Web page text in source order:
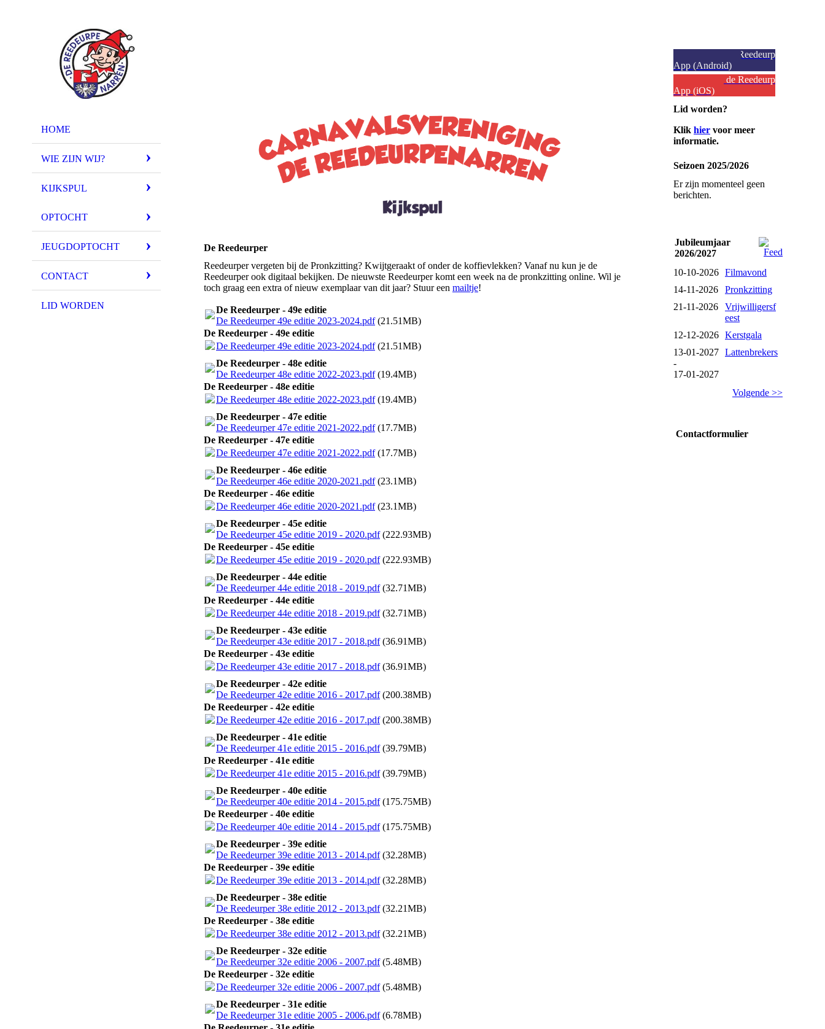
HOME
WIE ZIJN WIJ?
KIJKSPUL
OPTOCHT
JEUGDOPTOCHT
CONTACT
LID WORDEN
De Reedeurper
Reedeurper vergeten bij de Pronkzitting? Kwijtgeraakt of onder de koffievlekken? Vanaf nu kun je de
Reedeurper ook digitaal bekijken. De nieuwste Reedeurper komt een week na de pronkzitting online. Wil je
toch graag een extra of nieuw exemplaar van dit jaar? Stuur een mailtje!
De Reedeurper - 49e editie
De Reedeurper 49e editie 2023-2024.pdf(21.51MB)
De Reedeurper - 49e editie
De Reedeurper 49e editie 2023-2024.pdf(21.51MB)
De Reedeurper - 48e editie
De Reedeurper 48e editie 2022-2023.pdf(19.4MB)
De Reedeurper - 48e editie
De Reedeurper 48e editie 2022-2023.pdf(19.4MB)
De Reedeurper - 47e editie
De Reedeurper 47e editie 2021-2022.pdf(17.7MB)
De Reedeurper - 47e editie
De Reedeurper 47e editie 2021-2022.pdf(17.7MB)
De Reedeurper - 46e editie
De Reedeurper 46e editie 2020-2021.pdf(23.1MB)
De Reedeurper - 46e editie
De Reedeurper 46e editie 2020-2021.pdf(23.1MB)
De Reedeurper - 45e editie
De Reedeurper 45e editie 2019 - 2020.pdf(222.93MB)
De Reedeurper - 45e editie
De Reedeurper 45e editie 2019 - 2020.pdf(222.93MB)
De Reedeurper - 44e editie
De Reedeurper 44e editie 2018 - 2019.pdf(32.71MB)
De Reedeurper - 44e editie
De Reedeurper 44e editie 2018 - 2019.pdf(32.71MB)
De Reedeurper - 43e editie
De Reedeurper 43e editie 2017 - 2018.pdf(36.91MB)
De Reedeurper - 43e editie
De Reedeurper 43e editie 2017 - 2018.pdf(36.91MB)
De Reedeurper - 42e editie
De Reedeurper 42e editie 2016 - 2017.pdf(200.38MB)
De Reedeurper - 42e editie
De Reedeurper 42e editie 2016 - 2017.pdf(200.38MB)
De Reedeurper - 41e editie
De Reedeurper 41e editie 2015 - 2016.pdf(39.79MB)
De Reedeurper - 41e editie
De Reedeurper 41e editie 2015 - 2016.pdf(39.79MB)
De Reedeurper - 40e editie
De Reedeurper 40e editie 2014 - 2015.pdf(175.75MB)
De Reedeurper - 40e editie
De Reedeurper 40e editie 2014 - 2015.pdf(175.75MB)
De Reedeurper - 39e editie
De Reedeurper 39e editie 2013 - 2014.pdf(32.28MB)
De Reedeurper - 39e editie
De Reedeurper 39e editie 2013 - 2014.pdf(32.28MB)
De Reedeurper - 38e editie
De Reedeurper 38e editie 2012 - 2013.pdf(32.21MB)
De Reedeurper - 38e editie
De Reedeurper 38e editie 2012 - 2013.pdf(32.21MB)
De Reedeurper - 32e editie
De Reedeurper 32e editie 2006 - 2007.pdf(5.48MB)
De Reedeurper - 32e editie
De Reedeurper 32e editie 2006 - 2007.pdf(5.48MB)
De Reedeurper - 31e editie
De Reedeurper 31e editie 2005 - 2006.pdf(6.78MB)
Download de Reedeurp
App (Android)
Download de Reedeurp
App (iOS)
Lid worden?
Klik hier voor meer
informatie.
Seizoen 2025/2026
Er zijn momenteel geen
berichten.
Jubileumjaar
2026/2027
10-10-2026 Filmavond
14-11-2026
Pronkzitting
21-11-2026
Vrijwilligersf
eest
12-12-2026 Kerstgala
13-01-2027
-
17-01-2027
Lattenbrekers
Volgende >>
Contactformulier